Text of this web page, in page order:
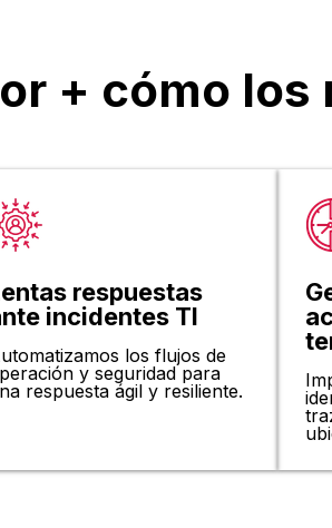
+ cómo los
respuestas
incidentes TI
los flujos de
y seguridad para
respuesta ágil y resiliente.